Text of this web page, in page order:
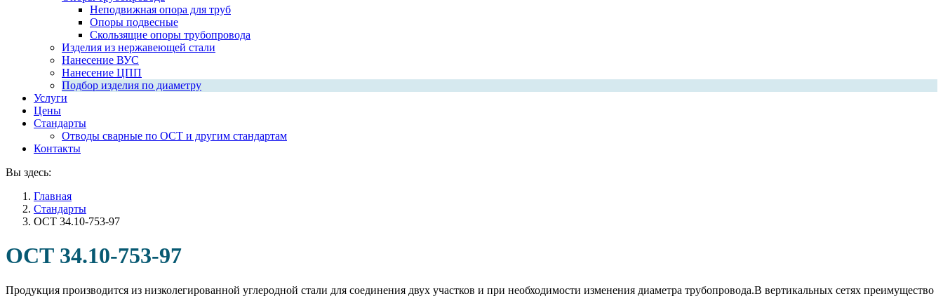
Неподвижная опора для труб
Опоры подвесные
Скользящие опоры трубопровода
Изделия из нержавеющей стали
Нанесение ВУС
Нанесение ЦПП
Подбор изделия по диаметру
Услуги
Цены
Стандарты
Отводы сварные по ОСТ и другим стандартам
Контакты
Вы здесь:
Главная
Стандарты
ОСТ 34.10-753-97
ОСТ 34.10-753-97
Продукция производится из низколегированной углеродной стали для соединения двух участков и при необходимости изменения диаметра трубопровода.В вертикальных сетях преимущество